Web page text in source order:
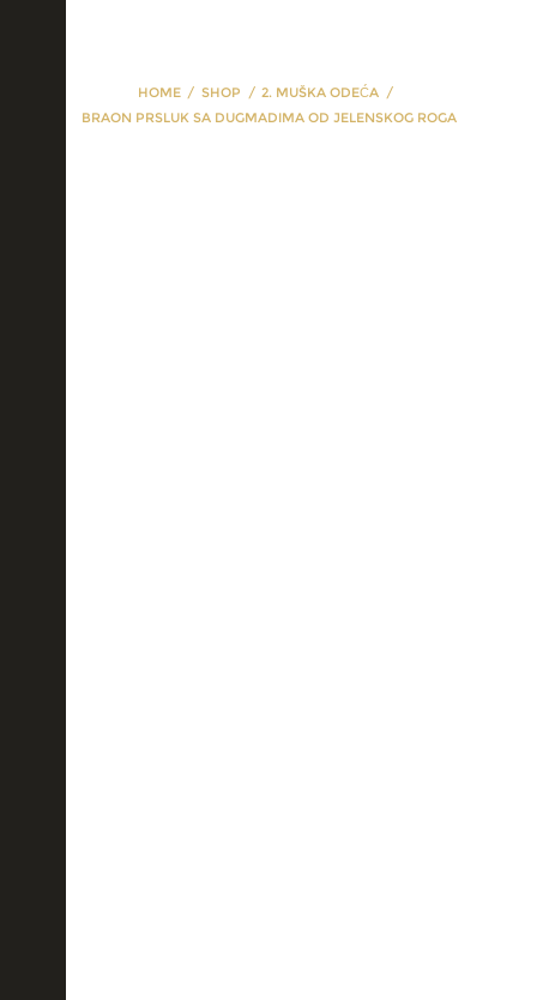
HOME SHOP
2. MUŠKA ODEĆA
BRAON PRSLUK SA DUGMADIMA OD JELENSKOG ROGA